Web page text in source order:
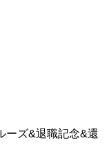
ーズ&退職記念&還